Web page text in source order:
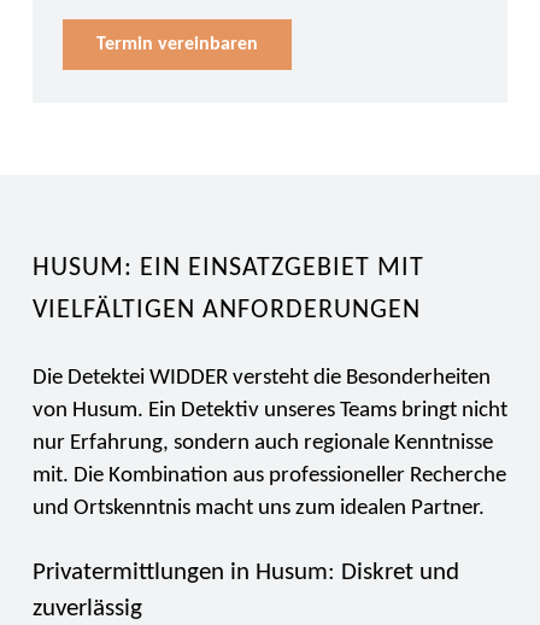
Termin vereinbaren
HUSUM: EIN EINSATZGEBIET MIT
VIELFÄLTIGEN ANFORDERUNGEN
Die Detektei WIDDER versteht die Besonderheiten
von Husum. Ein Detektiv unseres Teams bringt nicht
nur Erfahrung, sondern auch regionale Kenntnisse
mit. Die Kombination aus professioneller Recherche
und Ortskenntnis macht uns zum idealen Partner.
Privatermittlungen in Husum: Diskret und
zuverlässig